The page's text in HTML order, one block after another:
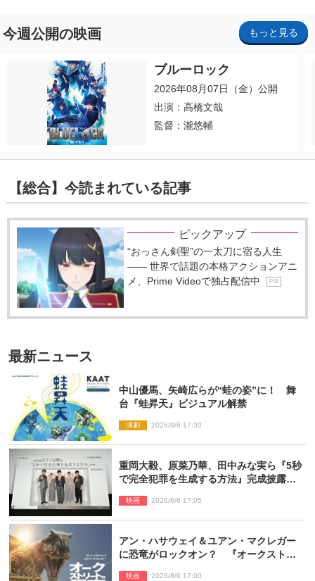
今週公開の映画 もっと見る
ブルーロック
2026年08月07日（金）公開
出演：高橋文哉
監督：瀧悠輔
【総合】今読まれている記事
ピックアップ
“おっさん剣聖”の一太刀に宿る人生
―― 世界で話題の本格アクションアニ
メ、Prime Videoで独占配信中
P R
最新ニュース
中山優馬、矢崎広らが“蛙の姿”に！ 舞
台『蛙昇天』ビジュアル解禁
演劇 2026/8/6 17:30
重岡大毅、原菜乃華、田中みな実ら『5秒
で完全犯罪を生成する方法』完成披露に
映画 2026/8/6 17:05
アン・ハサウェイ＆ユアン・マクレガー
に恐竜がロックオン？ 『オークストリ
映画 2026/8/6 17:00